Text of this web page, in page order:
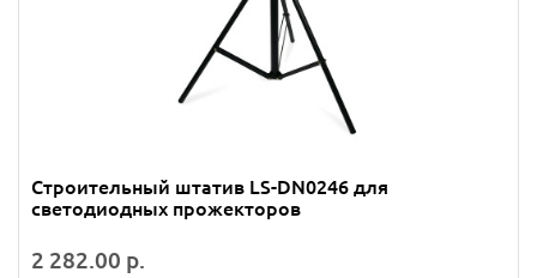
Строительный штатив LS-DN0246 для
светодиодных прожекторов
2 282.00 р.